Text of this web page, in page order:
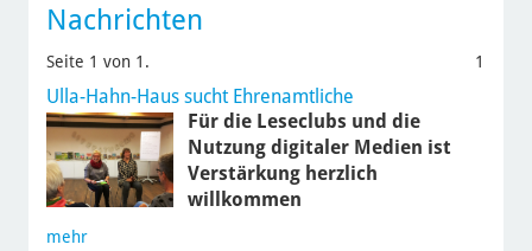
Nachrichten
Seite 1 von 1. 1
Ulla-Hahn-Haus sucht Ehrenamtliche
Für die Leseclubs und die
Nutzung digitaler Medien ist
Verstärkung herzlich
willkommen
mehr